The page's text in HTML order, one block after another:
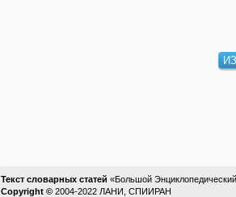
Текст словарных статей «Большой
Copyright © 2004-2022 ЛАНИ, СПИИРАН